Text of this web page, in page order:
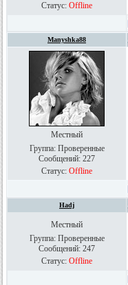
Статус: Offline
Manyshka88
Местный
Группа: Проверенные
Сообщений: 227
Статус: Offline
Hadj
Местный
Группа: Проверенные
Сообщений: 247
Статус: Offline